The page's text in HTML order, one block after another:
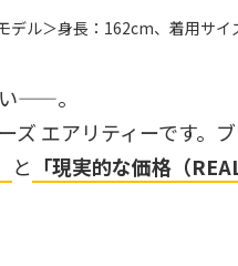
デル＞身長：162cm、着用サイ
——。
エアリティーです。
と 「現実的な価格（